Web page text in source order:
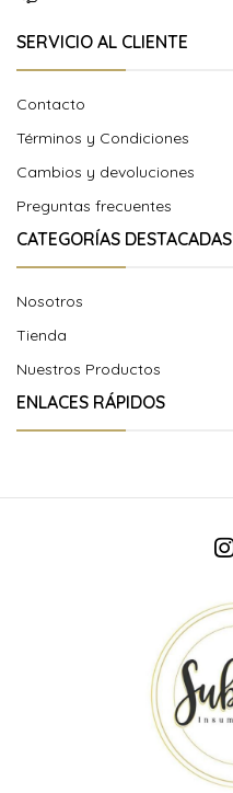
SERVICIO AL CLIENTE
Contacto
Términos y Condiciones
Cambios y devoluciones
Preguntas frecuentes
CATEGORÍAS DESTACADAS
Nosotros
Tienda
Nuestros Productos
ENLACES RÁPIDOS